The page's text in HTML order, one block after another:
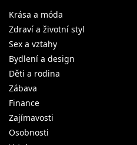
Krása a móda
Zdraví a životní styl
Sex a vztahy
Bydlení a design
Děti a rodina
Zábava
Finance
Zajímavosti
Osobnosti